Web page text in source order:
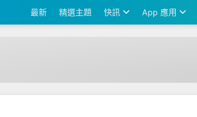
最新 精選主題 快訊 App 應用